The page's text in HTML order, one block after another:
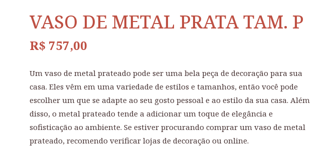
VASO DE METAL PRATA TAM. P
R$ 757,00
Um vaso de metal prateado pode ser uma bela peça de decoração para sua
casa. Eles vêm em uma variedade de estilos e tamanhos, então você pode
escolher um que se adapte ao seu gosto pessoal e ao estilo da sua casa. Além
disso, o metal prateado tende a adicionar um toque de elegância e
sofisticação ao ambiente. Se estiver procurando comprar um vaso de metal
prateado, recomendo verificar lojas de decoração ou online.